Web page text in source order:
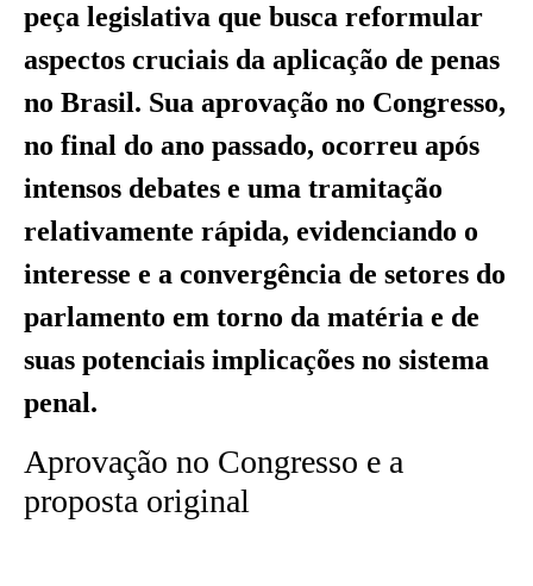
peça legislativa que busca reformular
aspectos cruciais da aplicação de penas
no Brasil. Sua aprovação no Congresso,
no final do ano passado, ocorreu após
intensos debates e uma tramitação
relativamente rápida, evidenciando o
interesse e a convergência de setores do
parlamento em torno da matéria e de
suas potenciais implicações no sistema
penal.
Aprovação no Congresso e a
proposta original